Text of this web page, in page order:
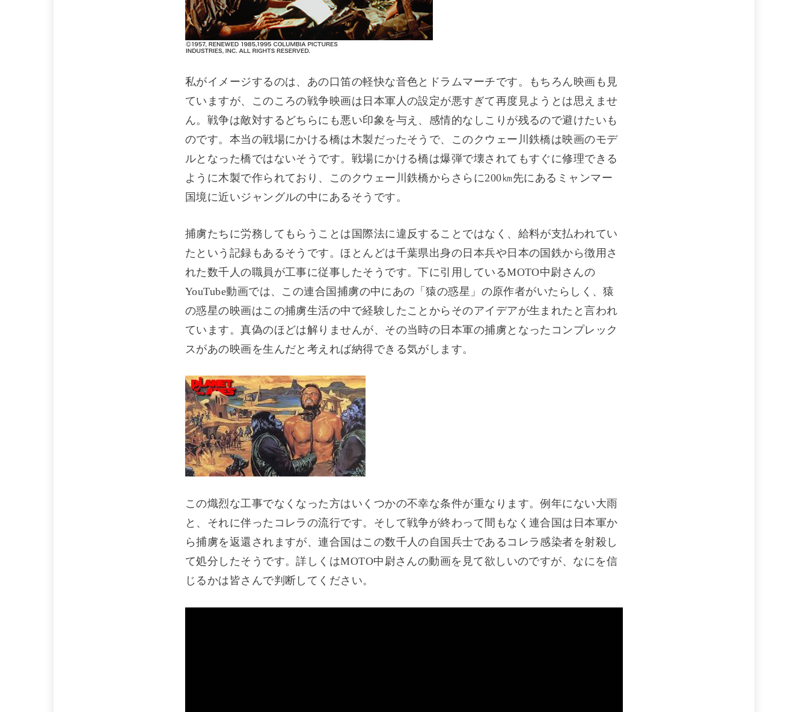
私がイメージするのは、あの口笛の軽快な音色とドラムマーチです。もちろん映画も見
ていますが、このころの戦争映画は日本軍人の設定が悪すぎて再度見ようとは思えませ
ん。戦争は敵対するどちらにも悪い印象を与え、感情的なしこりが残るので避けたいも
のです。本当の戦場にかける橋は木製だったそうで、このクウェー川鉄橋は映画のモデ
ルとなった橋ではないそうです。戦場にかける橋は爆弾で壊されてもすぐに修理できる
ように木製で作られており、このクウェー川鉄橋からさらに200㎞先にあるミャンマー
国境に近いジャングルの中にあるそうです。
捕虜たちに労務してもらうことは国際法に違反することではなく、給料が支払われてい
たという記録もあるそうです。ほとんどは千葉県出身の日本兵や日本の国鉄から徴用さ
れた数千人の職員が工事に従事したそうです。下に引用しているMOTO中尉さんの
YouTube動画では、この連合国捕虜の中にあの「猿の惑星」の原作者がいたらしく、猿
の惑星の映画はこの捕虜生活の中で経験したことからそのアイデアが生まれたと言われ
ています。真偽のほどは解りませんが、その当時の日本軍の捕虜となったコンプレック
スがあの映画を生んだと考えれば納得できる気がします。
この熾烈な工事でなくなった方はいくつかの不幸な条件が重なります。例年にない大雨
と、それに伴ったコレラの流行です。そして戦争が終わって間もなく連合国は日本軍か
ら捕虜を返還されますが、連合国はこの数千人の自国兵士であるコレラ感染者を射殺し
て処分したそうです。詳しくはMOTO中尉さんの動画を見て欲しいのですが、なにを信
じるかは皆さんで判断してください。